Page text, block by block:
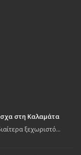
στη Καλαμάτα
ξεχωριστό...